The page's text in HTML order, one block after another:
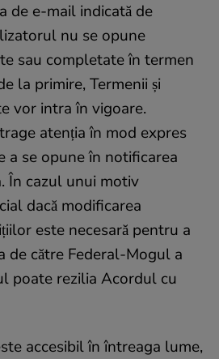
de e-mail indicată de
nu se opune
sau completate în termen
la primire, Termenii și
vor intra în vigoare.
atenția în mod expres
a se opune în notificarea
În cazul unui motiv
dacă modificarea
este necesară pentru a
de către Federal-Mogul a
poate rezilia Acordul cu
accesibil în întreaga lume,